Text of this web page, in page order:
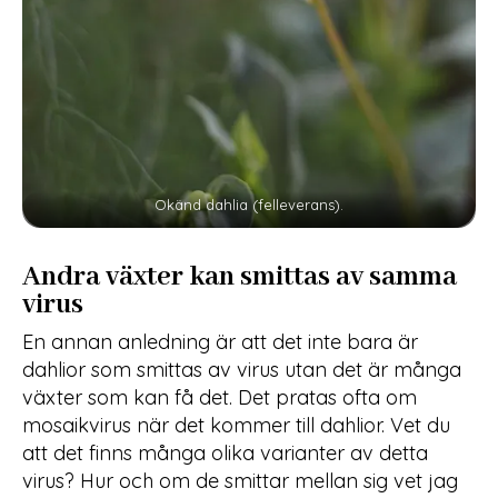
Okänd dahlia (felleverans).
Andra växter kan smittas av samma
virus
En annan anledning är att det inte bara är
dahlior som smittas av virus utan det är många
växter som kan få det. Det pratas ofta om
mosaikvirus när det kommer till dahlior. Vet du
att det finns många olika varianter av detta
virus? Hur och om de smittar mellan sig vet jag